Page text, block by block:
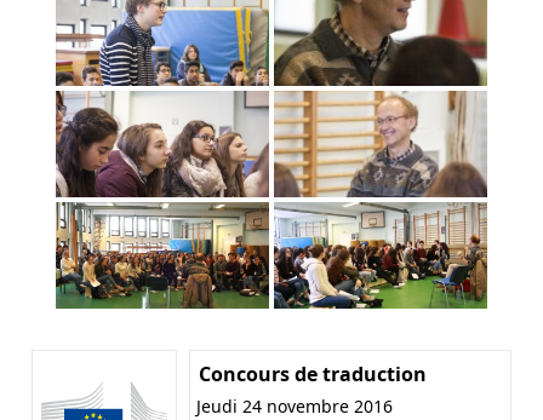
Concours de traduction
Jeudi 24 novembre 2016